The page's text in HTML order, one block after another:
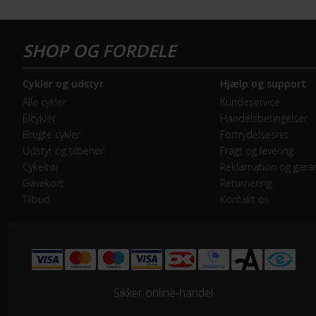
Bagskifter
Drivlinje
Forskifter
Geargruppe
Kassette
Cykler og udstyr
Alle cykler
Elcykler
Brugte cykler
Udstyr og tilbehør
Cykeltøj
Gavekort
Tilbud
Hjælp og support
Kundeservice
Handelsbetingelser
Fortrydelsesret
Fragt og levering
Reklamation og
Returnering
Kontakt os
Sikker online-handel